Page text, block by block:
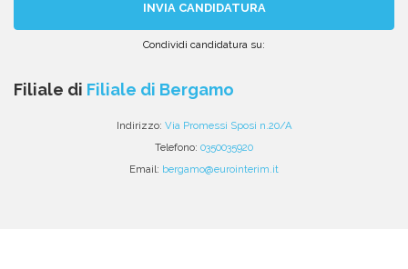
INVIA CANDIDATURA
Condividi candidatura su:
email
Facebook
Twitter
Linkedin
WhatsApp
Filiale di Filiale di Bergamo
Indirizzo: Via Promessi Sposi n.20/A
Telefono: 0350035920
Email: bergamo@eurointerim.it